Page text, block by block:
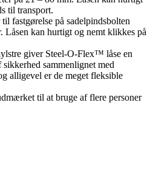
til transport.
fastgørelse på sadelpindsbolten
Låsen kan hurtigt og nemt klikkes på
giver Steel-O-Flex™ låse en
sammenlignet med
alligevel er de meget fleksible
til at bruge af flere personer